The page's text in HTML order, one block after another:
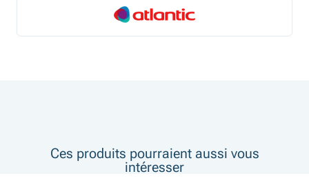
Ces produits pourraient aussi vous
intéresser